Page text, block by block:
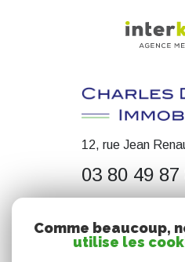
12, rue Jean
03 80 49 87
Comme beaucoup,
utilise les